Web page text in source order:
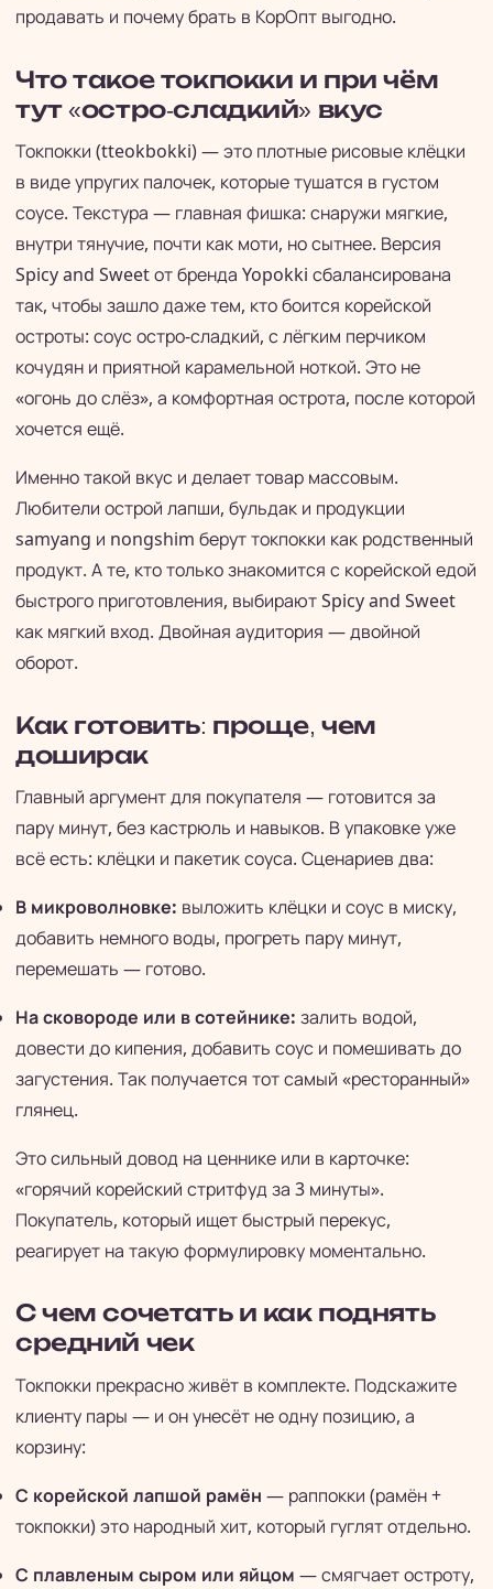
продавать и почему брать в КорОпт выгодно.
Что такое токпокки и при чём
тут «остро-сладкий» вкус
Токпокки (tteokbokki) — это плотные рисовые клёцки
в виде упругих палочек, которые тушатся в густом
соусе. Текстура — главная фишка: снаружи мягкие,
внутри тянучие, почти как моти, но сытнее. Версия
Spicy and Sweet от бренда Yopokki сбалансирована
так, чтобы зашло даже тем, кто боится корейской
остроты: соус остро-сладкий, с лёгким перчиком
кочудян и приятной карамельной ноткой. Это не
«огонь до слёз», а комфортная острота, после которой
хочется ещё.
Именно такой вкус и делает товар массовым.
Любители острой лапши, бульдак и продукции
samyang и nongshim берут токпокки как родственный
продукт. А те, кто только знакомится с корейской едой
быстрого приготовления, выбирают Spicy and Sweet
как мягкий вход. Двойная аудитория — двойной
оборот.
Как готовить: проще, чем
доширак
Главный аргумент для покупателя — готовится за
пару минут, без кастрюль и навыков. В упаковке уже
всё есть: клёцки и пакетик соуса. Сценариев два:
В микроволновке: выложить клёцки и соус в миску,
добавить немного воды, прогреть пару минут,
перемешать — готово.
На сковороде или в сотейнике: залить водой,
довести до кипения, добавить соус и помешивать до
загустения. Так получается тот самый «ресторанный»
глянец.
Это сильный довод на ценнике или в карточке:
«горячий корейский стритфуд за 3 минуты».
Покупатель, который ищет быстрый перекус,
реагирует на такую формулировку моментально.
С чем сочетать и как поднять
средний чек
Токпокки прекрасно живёт в комплекте. Подскажите
клиенту пары — и он унесёт не одну позицию, а
корзину:
С корейской лапшой рамён — раппокки (рамён +
токпокки) это народный хит, который гуглят отдельно.
С плавленым сыром или яйцом — смягчает остроту,